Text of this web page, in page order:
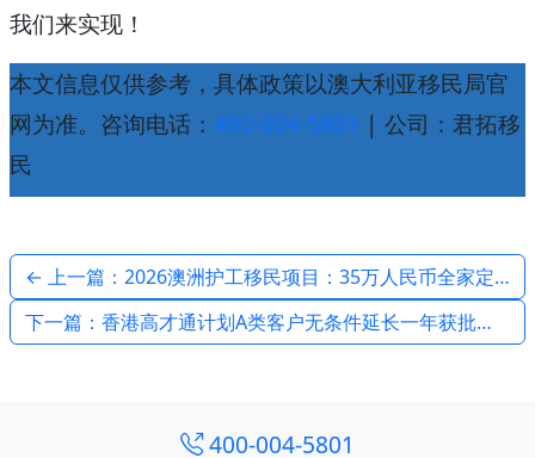
我们来实现！
本文信息仅供参考，具体政策以澳大利亚移民局官
网为准。咨询电话： 400-004-5801 | 公司：君拓移
民
← 上一篇：2026澳洲护工移民项目：35万人民币全家定居澳大利亚，低门槛高效率！
下一篇：香港高才通计划A类客户无条件延长一年获批！君拓移民助您成功移民香港 →
400-004-5801